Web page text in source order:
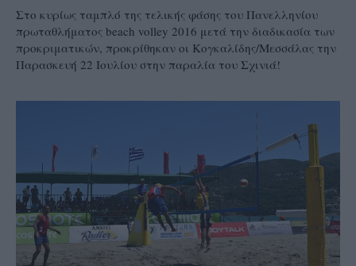
Στο κυρίως ταμπλό της τελικής φάσης του Πανελληνίου
πρωταθλήματος beach volley 2016 μετά την διαδικασία των
προκριματικών, προκρίθηκαν οι Κογκαλίδης/Μεσσάλας την
Παρασκευή 22 Ιουλίου στην παραλία του Σχινιά!